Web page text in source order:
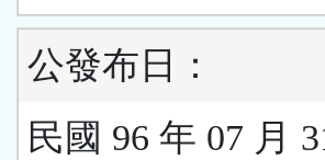
公發布日：
民國 96 年 07 月